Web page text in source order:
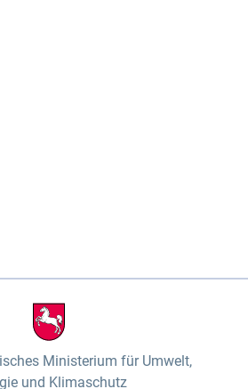
Ministerium für Umwelt,
und Klimaschutz